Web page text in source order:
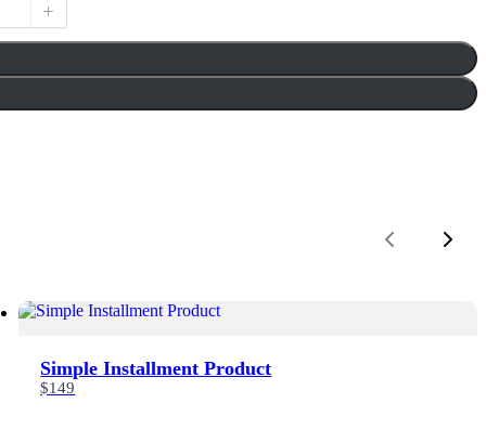
PreviousNext
Simple Installment Product
$149